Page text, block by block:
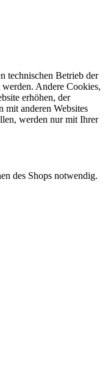
technischen Betrieb der
Andere Cookies,
erhöhen, der
mit anderen Websites
werden nur mit Ihrer
des Shops notwendig.